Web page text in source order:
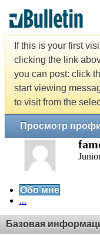
If this is your first
clicking the link
you can post: click
start viewing
to visit from the
Просмотр
Обо мне
...
Базовая